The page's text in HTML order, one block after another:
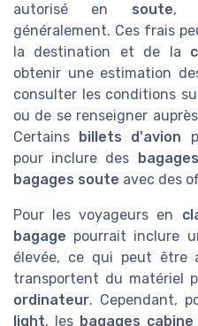
autorisé en soute,
généralement. Ces frais
la destination et de la
obtenir une estimation
consulter les conditions
ou de se renseigner
Certains billets d'avion
pour inclure des
bagages soute avec des
Pour les voyageurs en
bagage pourrait inclure
élevée, ce qui peut être
transportent du matériel
ordinateur. Cependant,
light, les bagages cabine